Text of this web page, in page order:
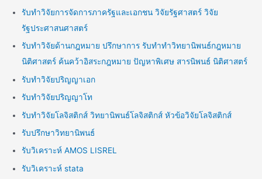
รับทำวิจัยการจัดการภาครัฐและเอกชน วิจัยรัฐศาสตร์ วิจัย
รัฐประศาสนศาสตร์
รับทำวิจัยด้านกฎหมาย ปรึกษาการ รับทำทำวิทยานิพนธ์กฎหมาย
นิติศาสตร์ ค้นคว้าอิสระกฎหมาย ปัญหาพิเศษ สารนิพนธ์ นิติศาสตร์
รับทำวิจัยปริญญาเอก
รับทำวิจัยปริญญาโท
รับทำวิจัยโลจิสติกส์ วิทยานิพนธ์โลจิสติกส์ หัวข้อวิจัยโลจิสติกส์
รับปรึกษาวิทยานิพนธ์
รับวิเคราะห์ AMOS LISREL
รับวิเคราะห์ stata